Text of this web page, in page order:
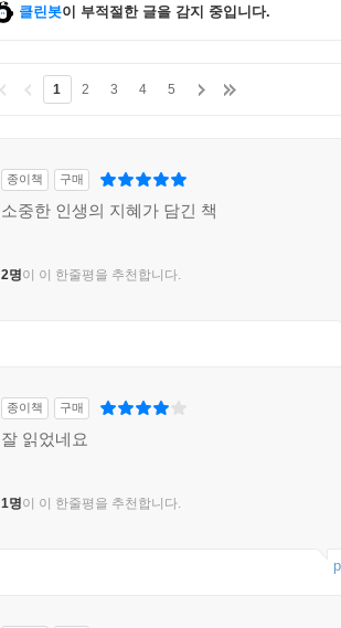
클린봇이 부적절한 글을 감지 중입니다.
1 2 3 4 5
종이책 구매
소중한 인생의 지혜가 담긴 책
2명이 이 한줄평을 추천합니다.
종이책 구매
잘 읽었네요
1명이 이 한줄평을 추천합니다.